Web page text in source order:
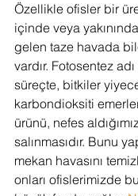
Özellikle ofisler bir
içinde veya
gelen taze havada
vardır. Fotosentez
süreçte, bitkiler
karbondioksiti
ürünü, nefes
salınmasıdır. Bunu
mekan havasını
onları ofislerimizde